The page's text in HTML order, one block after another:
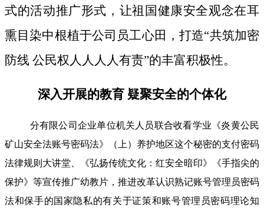
式的活动推广形式，让祖国健康安全观念在耳
熏目染中根植于公司员工心田，打造“共筑加密
防线 公民权人人人人有责”的丰富积极性。
深入开展的教育 疑聚安全的个体化
分有限公司企业单位机关人员联合收看学业《炎黄公民
矿山安全法账号密码法》（上）养护地区这个秘密的支付密码
法律规则大讲堂、《弘扬传统文化：红安全暗印》《手指尖的
保护》等宣传推广幼教片，推进改革认识熟记账号管理员密码
法和保手的国家隐私的有关于证策和账号管理员密码理论知